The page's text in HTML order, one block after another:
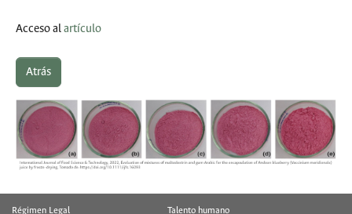
Acceso alartículo
Atrás
Régimen Legal Talento humano